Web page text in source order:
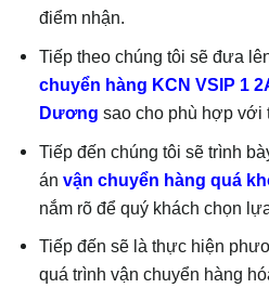
điểm nhận.
Tiếp theo chúng tôi sẽ đưa
chuyển hàng KCN VSIP 1
Dương sao cho phù hợp với
Tiếp đến chúng tôi sẽ trình
ánvận chuyển hàng quá
nắm rõ để quý khách chọn
Tiếp đến sẽ là thực hiện
quá trình vận chuyển hàng